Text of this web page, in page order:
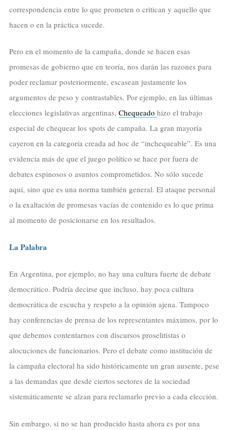
correspondencia entre lo que prometen o critican y aquello que
hacen o en la práctica sucede.
Pero en el momento de la campaña, donde se hacen esas
promesas de gobierno que en teoría, nos darán las razones para
poder reclamar posteriormente, escasean justamente los
argumentos de peso y contrastables. Por ejemplo, en las últimas
elecciones legislativas argentinas, Chequeado hizo el trabajo
especial de chequear los spots de campaña. La gran mayoría
cayeron en la categoría creada ad hoc de “inchequeable”. Es una
evidencia más de que el juego político se hace por fuera de
debates espinosos o asuntos comprometidos. No sólo sucede
aquí, sino que es una norma también general. El ataque personal
o la exaltación de promesas vacías de contenido es lo que prima
al momento de posicionarse en los resultados.
La Palabra
En Argentina, por ejemplo, no hay una cultura fuerte de debate
democrático. Podría decirse que incluso, hay poca cultura
democrática de escucha y respeto a la opinión ajena. Tampoco
hay conferencias de prensa de los representantes máximos, por lo
que debemos contentarnos con discursos proselitistas o
alocuciones de funcionarios. Pero el debate como institución de
la campaña electoral ha sido históricamente un gran ausente, pese
a las demandas que desde ciertos sectores de la sociedad
sistemáticamente se alzan para reclamarlo previo a cada elección.
Sin embargo, si no se han producido hasta ahora es por una